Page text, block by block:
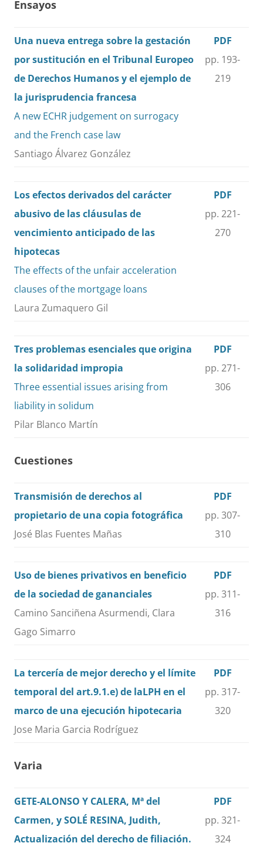
Ensayos
Una nueva entrega sobre la gestación
por sustitución en el Tribunal Europeo
de Derechos Humanos y el ejemplo de
la jurisprudencia francesa
A new ECHR judgement on surrogacy
and the French case law
Santiago Álvarez González
PDF
pp. 193-
219
Los efectos derivados del carácter
abusivo de las cláusulas de
vencimiento anticipado de las
hipotecas
The effects of the unfair acceleration
clauses of the mortgage loans
Laura Zumaquero Gil
PDF
pp. 221-
270
Tres problemas esenciales que origina
la solidaridad impropia
Three essential issues arising from
liability in solidum
Pilar Blanco Martín
PDF
pp. 271-
306
Cuestiones
Transmisión de derechos al
propietario de una copia fotográfica
José Blas Fuentes Mañas
PDF
pp. 307-
310
Uso de bienes privativos en beneficio
de la sociedad de gananciales
Camino Sanciñena Asurmendi, Clara
Gago Simarro
PDF
pp. 311-
316
La tercería de mejor derecho y el límite
temporal del art.9.1.e) de laLPH en el
marco de una ejecución hipotecaria
Jose Maria Garcia Rodríguez
PDF
pp. 317-
320
Varia
GETE-ALONSO Y CALERA, Mª del
Carmen, y SOLÉ RESINA, Judith,
Actualización del derecho de filiación.
PDF
pp. 321-
324